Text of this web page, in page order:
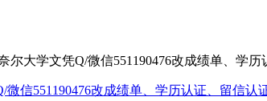
尔大学文凭Q/微信551190476改成绩单、学